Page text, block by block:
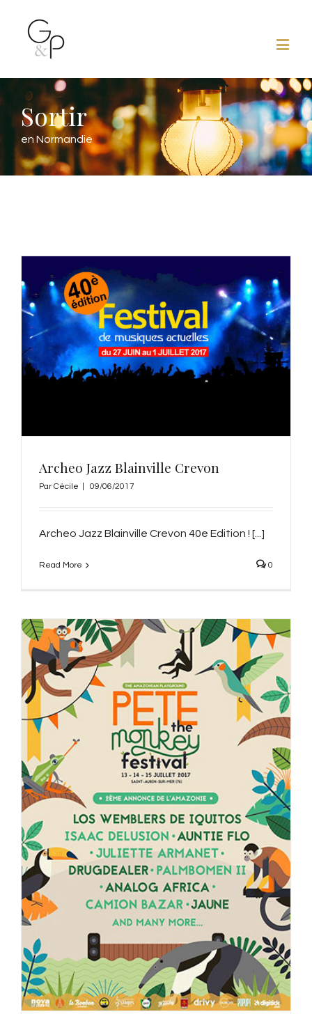
Sortir
en Normandie
Archeo Jazz Blainville Crevon
ParCécile 09/06/2017
Archeo Jazz Blainville Crevon 40e Edition ! [...]
Read More 0